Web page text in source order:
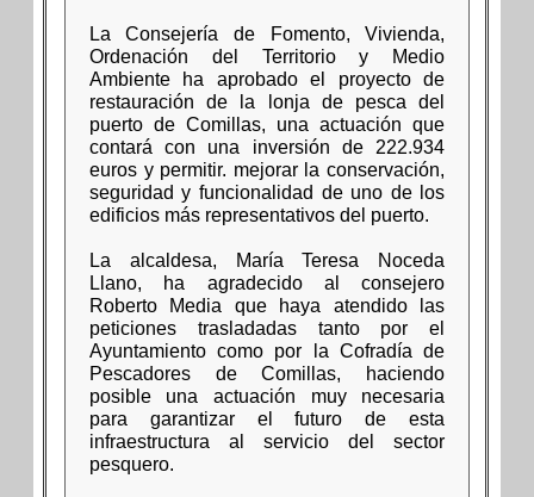
La Consejería de Fomento, Vivienda,
Ordenación del Territorio y Medio
Ambiente ha aprobado el proyecto de
restauración de la lonja de pesca del
puerto de Comillas, una actuación que
contará con una inversión de 222.934
euros y permitir. mejorar la conservación,
seguridad y funcionalidad de uno de los
edificios más representativos del puerto.
La alcaldesa, María Teresa Noceda
Llano, ha agradecido al consejero
Roberto Media que haya atendido las
peticiones trasladadas tanto por el
Ayuntamiento como por la Cofradía de
Pescadores de Comillas, haciendo
posible una actuación muy necesaria
para garantizar el futuro de esta
infraestructura al servicio del sector
pesquero.